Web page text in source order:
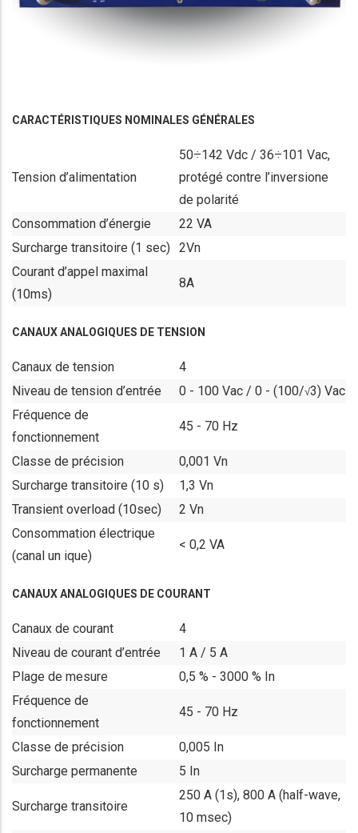
CARACTÉRISTIQUES NOMINALES GÉNÉRALES
Tension d’alimentation
50÷142 Vdc / 36÷101 Vac,
protégé contre l’inversione
de polarité
Consommation d’énergie
22 VA
Surcharge transitoire (1 sec) 2Vn
Courant d’appel maximal
(10ms)
8A
CANAUX ANALOGIQUES DE TENSION
Canaux de tension
4
Niveau de tension d’entrée
0 - 100 Vac / 0 - (100/√3) Vac
Fréquence de
fonctionnement
45 - 70 Hz
Classe de précision
0,001 Vn
Surcharge transitoire (10 s)
1,3 Vn
Transient overload (10sec)
2 Vn
Consommation électrique
(canal un ique)
< 0,2 VA
CANAUX ANALOGIQUES DE COURANT
Canaux de courant
4
Niveau de courant d’entrée
1 A / 5 A
Plage de mesure
0,5 % - 3000 % In
Fréquence de
fonctionnement
45 - 70 Hz
Classe de précision
0,005 In
Surcharge permanente
5 In
Surcharge transitoire
250 A (1s), 800 A (half-wave,
10 msec)